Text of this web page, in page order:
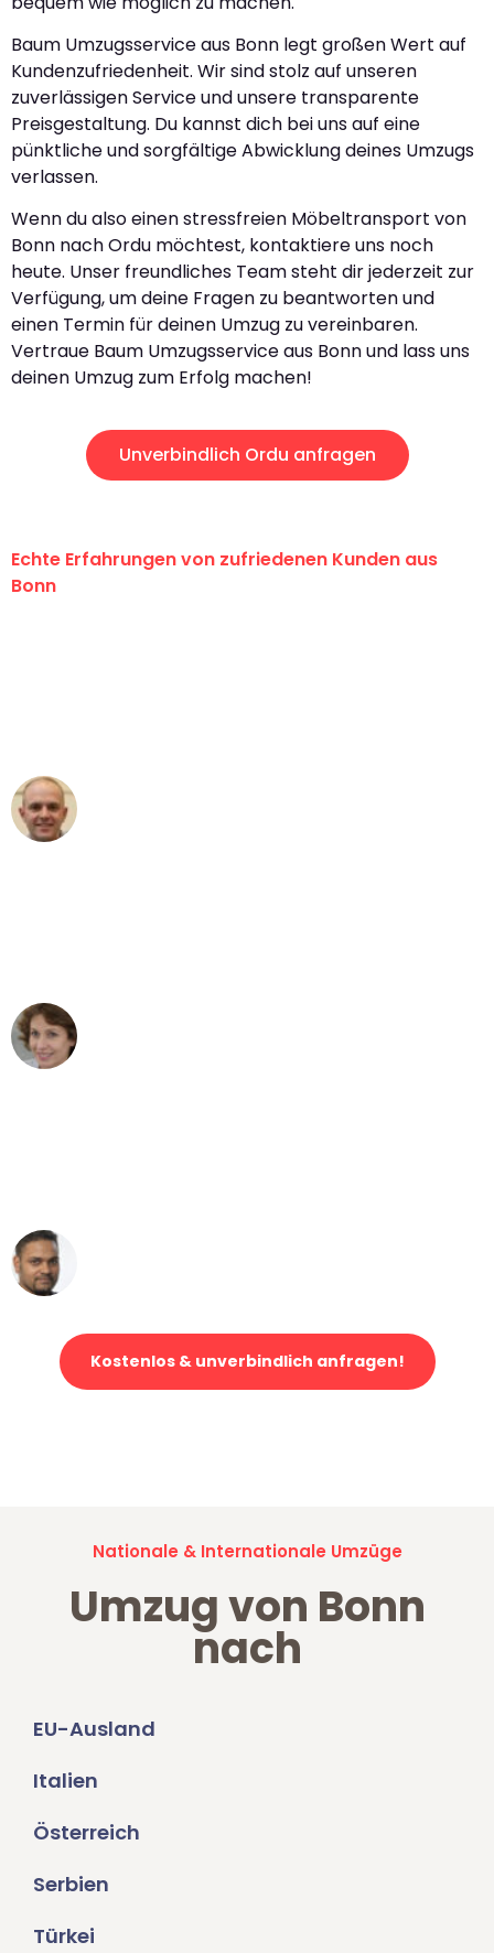
Baum Umzugsservice aus Bonn legt großen Wert auf
Kundenzufriedenheit. Wir sind stolz auf unseren
zuverlässigen Service und unsere transparente
Preisgestaltung. Du kannst dich bei uns auf eine
pünktliche und sorgfältige Abwicklung deines Umzugs
verlassen.
Wenn du also einen stressfreien Möbeltransport von
Bonn nach Ordu möchtest, kontaktiere uns noch
heute. Unser freundliches Team steht dir jederzeit zur
Verfügung, um deine Fragen zu beantworten und
einen Termin für deinen Umzug zu vereinbaren.
Vertraue Baum Umzugsservice aus Bonn und lass uns
deinen Umzug zum Erfolg machen!
Unverbindlich Ordu anfragen
Echte Erfahrungen von zufriedenen Kunden aus
Bonn
Kostenlos & unverbindlich anfragen!
Nationale & Internationale Umzüge
Umzug von Bonn
nach
EU-Ausland
Italien
Österreich
Serbien
Türkei